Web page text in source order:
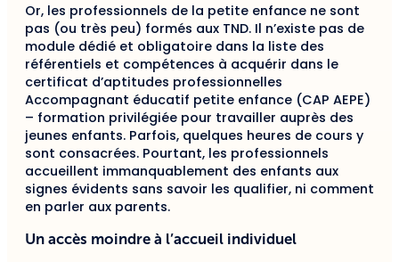
Or, les professionnels de la petite enfance ne sont
pas (ou très peu) formés aux TND. Il n’existe pas de
module dédié et obligatoire dans la liste des
référentiels et compétences à acquérir dans le
certificat d’aptitudes professionnelles
Accompagnant éducatif petite enfance (CAP AEPE)
– formation privilégiée pour travailler auprès des
jeunes enfants. Parfois, quelques heures de cours y
sont consacrées. Pourtant, les professionnels
accueillent immanquablement des enfants aux
signes évidents sans savoir les qualifier, ni comment
en parler aux parents.
Un accès moindre à l’accueil individuel